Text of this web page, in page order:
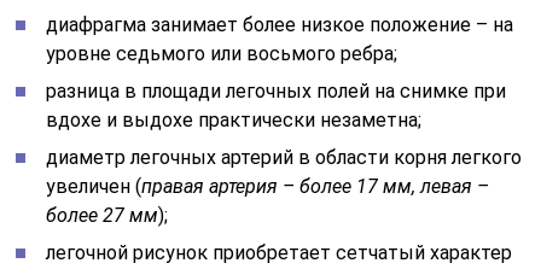
диафрагма занимает более низкое положение – на
уровне седьмого или восьмого ребра;
разница в площади легочных полей на снимке при
вдохе и выдохе практически незаметна;
диаметр легочных артерий в области корня легкого
увеличен (правая артерия – более 17 мм, левая –
более 27 мм);
легочной рисунок приобретает сетчатый характер